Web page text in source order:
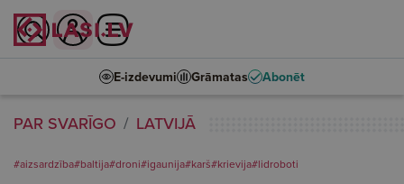
E-izdevumi Grāmatas Abonēt
PAR SVARĪGO LATVIJĀ
#aizsardzība#baltija#droni#igaunija#karš#krievija#lidroboti